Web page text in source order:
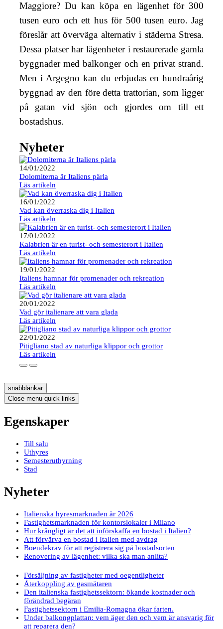
Maggiore? Du kan köpa en lägenhet för 300
tusen euro och ett hus för 500 tusen euro. Jag
föreslår att överväga alternativ i städerna Stresa.
Dessa platser har lägenheter i restaurerade gamla
byggnader med balkonger och en privat strand.
Men i Argegno kan du erbjudas en hundraårig
byggnad av den före detta trattorian, som ligger
på gatan vid sjön och gjordes om till ett
bostadshus.
Nyheter
14/01/2022
Dolomiterna är Italiens pärla
Läs artikeln
16/01/2022
Vad kan överraska dig i Italien
Läs artikeln
17/01/2022
Kalabrien är en turist- och semesterort i Italien
Läs artikeln
19/01/2022
Italiens hamnar för promenader och rekreation
Läs artikeln
20/01/2022
Vad gör italienare att vara glada
Läs artikeln
22/01/2022
Pitigliano stad av naturliga klippor och grottor
Läs artikeln
snabblänkar
Close menu quick links
Egenskaper
Till salu
Uthyres
Semesteruthyrning
Stad
Nyheter
Italienska hyresmarknaden år 2026
Fastighetsmarknaden för kontorslokaler i Milano
Hur krångligt är det att införskaffa en bostad i Italien?
Att förvärva en bostad i Italien med avdrag
Boendekrav för att registrera sig på bostadsorten
Renovering av lägenhet: vilka ska man anlita?
Försäljning av fastigheter med oegentligheter
Återkoppling av gasmätaren
Den italienska fastighetssektorn: ökande kostnader och
förändrad begäran
Fastighetssektorn i Emilia-Romagna ökar farten.
Under balkongplattan: vem äger den och vem är ansvarig för
att reparera den?